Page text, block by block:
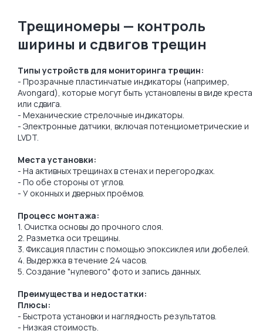
Трещиномеры — контроль
ширины и сдвигов трещин
Типы устройств для мониторинга трещин:
- Прозрачные пластинчатые индикаторы (например,
Avongard), которые могут быть установлены в виде креста
или сдвига.
- Механические стрелочные индикаторы.
- Электронные датчики, включая потенциометрические и
LVDT.
Места установки:
- На активных трещинах в стенах и перегородках.
- По обе стороны от углов.
- У оконных и дверных проёмов.
Процесс монтажа:
1. Очистка основы до прочного слоя.
2. Разметка оси трещины.
3. Фиксация пластин с помощью эпоксиклея или дюбелей.
4. Выдержка в течение 24 часов.
5. Создание "нулевого" фото и запись данных.
Преимущества и недостатки:
Плюсы:
- Быстрота установки и наглядность результатов.
- Низкая стоимость.